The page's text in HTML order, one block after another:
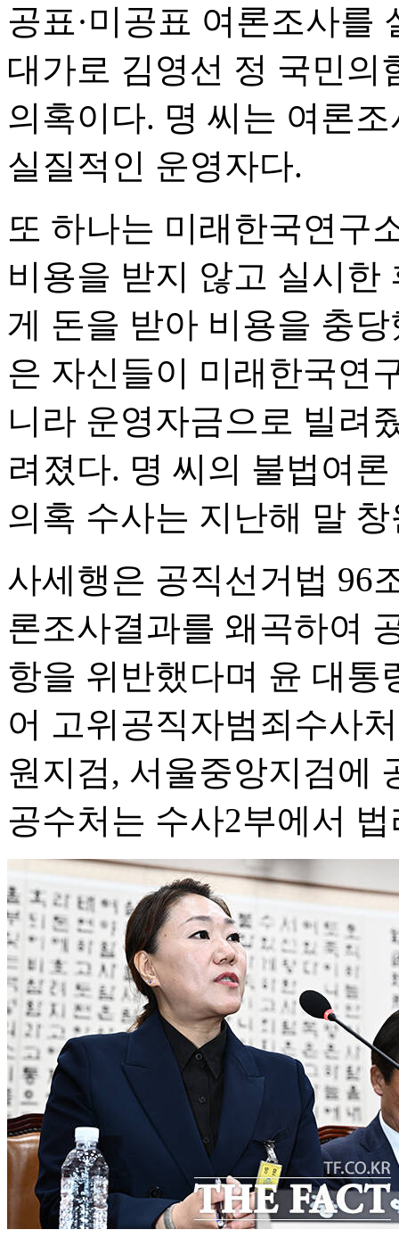
공표·미공표 여론조사를
대가로 김영선 정 국민의
의혹이다. 명 씨는 여론
실질적인 운영자다.
또 하나는 미래한국연구
비용을 받지 않고 실시한
게 돈을 받아 비용을 충
은 자신들이 미래한국연
니라 운영자금으로 빌려
려졌다. 명 씨의 불법여
의혹 수사는 지난해 말
사세행은 공직선거법 96
론조사결과를 왜곡하여
항을 위반했다며 윤 대통
어 고위공직자범죄수사
원지검, 서울중앙지검에
공수처는 수사2부에서